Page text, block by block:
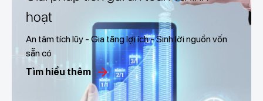
hoạt
An tâm tích lũy - Gia tăng lợi ích - Sinh lời nguồn vốn
sẵn có
Tìm hiểu thêm